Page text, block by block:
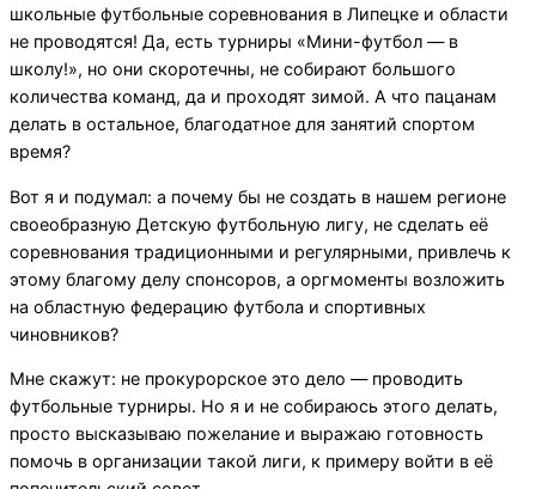
школьные футбольные соревнования в Липецке и области
не проводятся! Да, есть турниры «Мини-футбол — в
школу!», но они скоротечны, не собирают большого
количества команд, да и проходят зимой. А что пацанам
делать в остальное, благодатное для занятий спортом
время?
Вот я и подумал: а почему бы не создать в нашем регионе
своеобразную Детскую футбольную лигу, не сделать её
соревнования традиционными и регулярными, привлечь к
этому благому делу спонсоров, а оргмоменты возложить
на областную федерацию футбола и спортивных
чиновников?
Мне скажут: не прокурорское это дело — проводить
футбольные турниры. Но я и не собираюсь этого делать,
просто высказываю пожелание и выражаю готовность
помочь в организации такой лиги, к примеру войти в её